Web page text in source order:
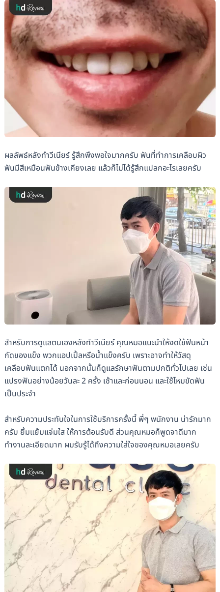
ผลลัพธ์หลังทำวีเนียร์ รู้สึกพึงพอใจมากครับ ฟันที่ทำการเคลือบผิว
ฟันมีสีเหมือนฟันข้างเคียงเลย แล้วก็ไม่ได้รู้สึกแปลกอะไรเลยครับ
สำหรับการดูแลตนเองหลังทำวีเนียร์ คุณหมอแนะนำให้งดใช้ฟันหน้า
กัดของแข็ง พวกแอปเปิ้ลหรือน้ำแข็งครับ เพราะอาจทำให้วัสดุ
เคลือบฟันแตกได้ นอกจากนั้นก็ดูแลรักษาฟันตามปกติทั่วไปเลย เช่น
แปรงฟันอย่างน้อยวันละ 2 ครั้ง เช้าและก่อนนอน และใช้ไหมขัดฟัน
เป็นประจำ
สำหรับความประทับใจในการใช้บริการครั้งนี้ พี่ๆ พนักงาน น่ารักมาก
ครับ ยิ้มแย้มแจ่มใส ให้การต้อนรับดี ส่วนคุณหมอก็พูดจาดีมาก
ทำงานละเอียดมาก ผมรับรู้ได้ถึงความใส่ใจของคุณหมอเลยครับ